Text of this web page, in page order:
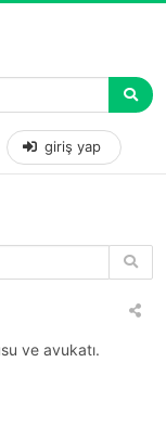
giriş yap
ve avukatı.